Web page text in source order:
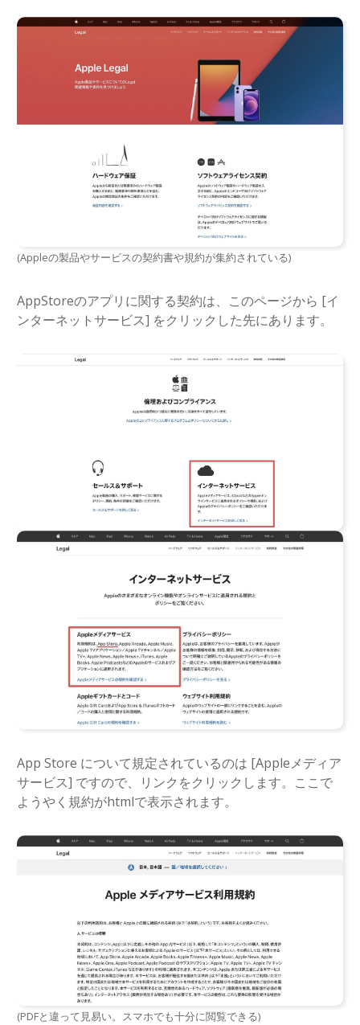
(Appleの製品やサービスの契約書や規約が集約されている)
AppStoreのアプリに関する契約は、このページから [イ
ンターネットサービス] をクリックした先にあります。
App Store について規定されているのは [Appleメディア
サービス] ですので、リンクをクリックします。ここで
ようやく規約がhtmlで表示されます。
(PDFと違って見易い。スマホでも十分に閲覧できる)